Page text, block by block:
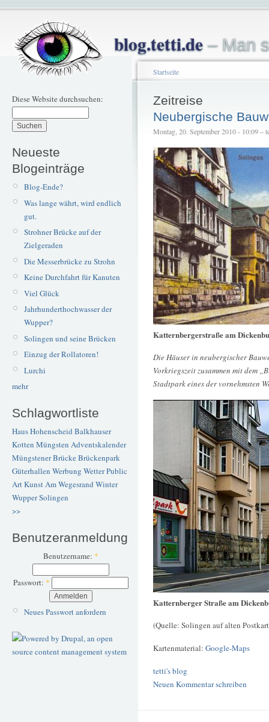
blog.tetti.de– Man
Diese Website durchsuchen:
Neueste
Blogeinträge
Blog-Ende?
Was lange währt, wird endlich
gut.
Strohner Brücke auf der
Zielgeraden
Die Messerbrücke zu Strohn
Keine Durchfahrt für Kanuten
Viel Glück
Jahrhunderthochwasser der
Wupper?
Solingen und seine Brücken
Einzug der Rollatoren!
Lurchi
mehr
Schlagwortliste
Haus Hohenscheid Balkhauser
Kotten Müngsten Adventskalender
Müngstener BrückeBrückenpark
Güterhallen Werbung WetterPublic
ArtKunstAm Wegesrand Winter
WupperSolingen
>>
Benutzeranmeldung
Benutzername: *
Passwort: *
Neues Passwort anfordern
Startseite
Zeitreise
Neubergische
Montag, 20. September 2010 - 10:09 –
Katternbergerstraße am
Die Häuser in neubergischer
Vorkriegszeit zusammen mit dem
Stadtpark eines der vornehmsten
Katternberger Straße am
(Quelle: Solingen auf alten
Kartenmaterial: Google-Maps
tetti's blog
Neuen Kommentar schreiben